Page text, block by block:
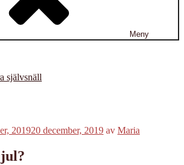
Meny
självsnäll
201920 december, 2019 av Maria